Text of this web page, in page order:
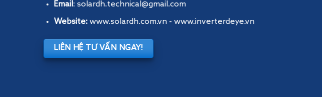
Email : solardh.technical@gmail.com
Website: www.solardh.com.vn- www.inverterdeye.vn
LIÊN HỆ TƯ VẤN NGAY!